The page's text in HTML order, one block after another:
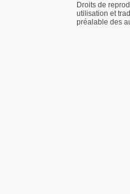
Droits de
utilisation et
préalable des